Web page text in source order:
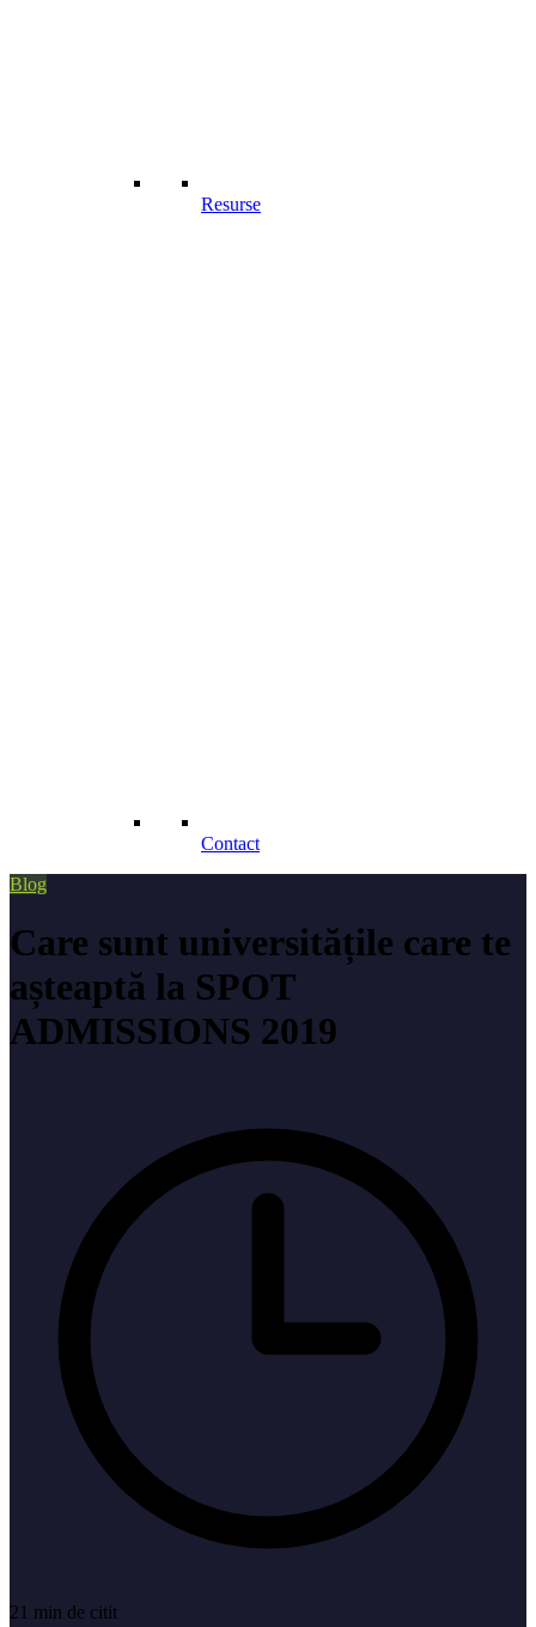
Resurse
Contact
Blog
Care sunt universitățile care te
așteaptă la SPOT
ADMISSIONS 2019
21 min de citit